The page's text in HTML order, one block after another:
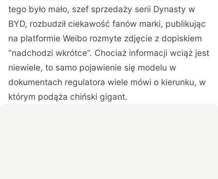
tego było mało, szef sprzedaży serii Dynasty w
BYD, rozbudził ciekawość fanów marki, publikując
na platformie Weibo rozmyte zdjęcie z dopiskiem
“nadchodzi wkrótce”. Chociaż informacji wciąż jest
niewiele, to samo pojawienie się modelu w
dokumentach regulatora wiele mówi o kierunku, w
którym podąża chiński gigant.